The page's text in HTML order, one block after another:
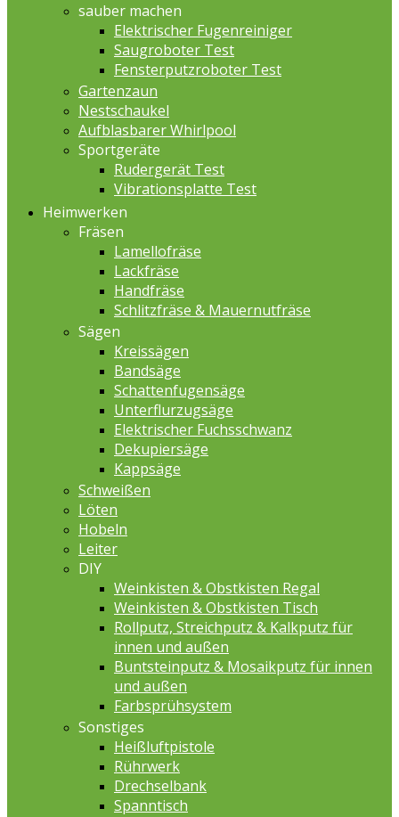
sauber machen
Elektrischer Fugenreiniger
Saugroboter Test
Fensterputzroboter Test
Gartenzaun
Nestschaukel
Aufblasbarer Whirlpool
Sportgeräte
Rudergerät Test
Vibrationsplatte Test
Heimwerken
Fräsen
Lamellofräse
Lackfräse
Handfräse
Schlitzfräse & Mauernutfräse
Sägen
Kreissägen
Bandsäge
Schattenfugensäge
Unterflurzugsäge
Elektrischer Fuchsschwanz
Dekupiersäge
Kappsäge
Schweißen
Löten
Hobeln
Leiter
DIY
Weinkisten & Obstkisten Regal
Weinkisten & Obstkisten Tisch
Rollputz, Streichputz & Kalkputz für
innen und außen
Buntsteinputz & Mosaikputz für innen
und außen
Farbsprühsystem
Sonstiges
Heißluftpistole
Rührwerk
Drechselbank
Spanntisch